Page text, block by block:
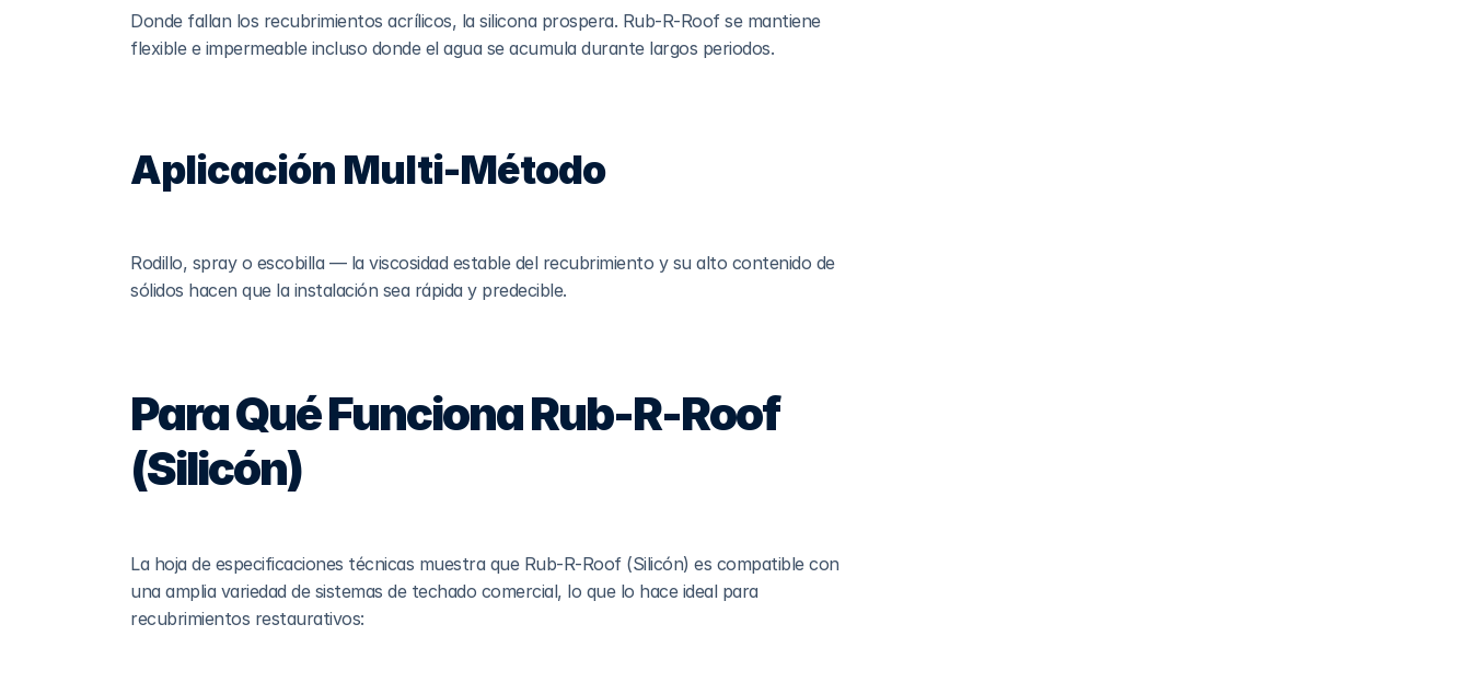
Donde fallan los recubrimientos acrílicos, la silicona prospera. Rub-R-Roof se mantiene
flexible e impermeable incluso donde el agua se acumula durante largos periodos.
Aplicación Multi-Método
Rodillo, spray o escobilla — la viscosidad estable del recubrimiento y su alto contenido de
sólidos hacen que la instalación sea rápida y predecible.
Para Qué Funciona Rub-R-Roof
(Silicón)
La hoja de especificaciones técnicas muestra que Rub-R-Roof (Silicón) es compatible con
una amplia variedad de sistemas de techado comercial, lo que lo hace ideal para
recubrimientos restaurativos: